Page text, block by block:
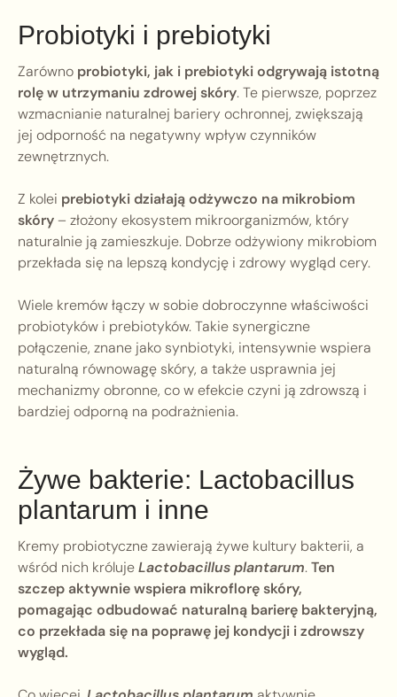
Probiotyki i prebiotyki
Zarówno probiotyki, jak i prebiotyki odgrywają istotną
rolę w utrzymaniu zdrowej skóry. Te pierwsze, poprzez
wzmacnianie naturalnej bariery ochronnej, zwiększają
jej odporność na negatywny wpływ czynników
zewnętrznych.
Z kolei prebiotyki działają odżywczo na mikrobiom
skóry– złożony ekosystem mikroorganizmów, który
naturalnie ją zamieszkuje. Dobrze odżywiony mikrobiom
przekłada się na lepszą kondycję i zdrowy wygląd cery.
Wiele kremów łączy w sobie dobroczynne właściwości
probiotyków i prebiotyków. Takie synergiczne
połączenie, znane jako synbiotyki, intensywnie wspiera
naturalną równowagę skóry, a także usprawnia jej
mechanizmy obronne, co w efekcie czyni ją zdrowszą i
bardziej odporną na podrażnienia.
Żywe bakterie: Lactobacillus
plantarum i inne
Kremy probiotyczne zawierają żywe kultury bakterii, a
wśród nich królujeLactobacillus plantarum.Ten
szczep aktywnie wspiera mikroflorę skóry,
pomagając odbudować naturalną barierę bakteryjną,
co przekłada się na poprawę jej kondycji i zdrowszy
wygląd.